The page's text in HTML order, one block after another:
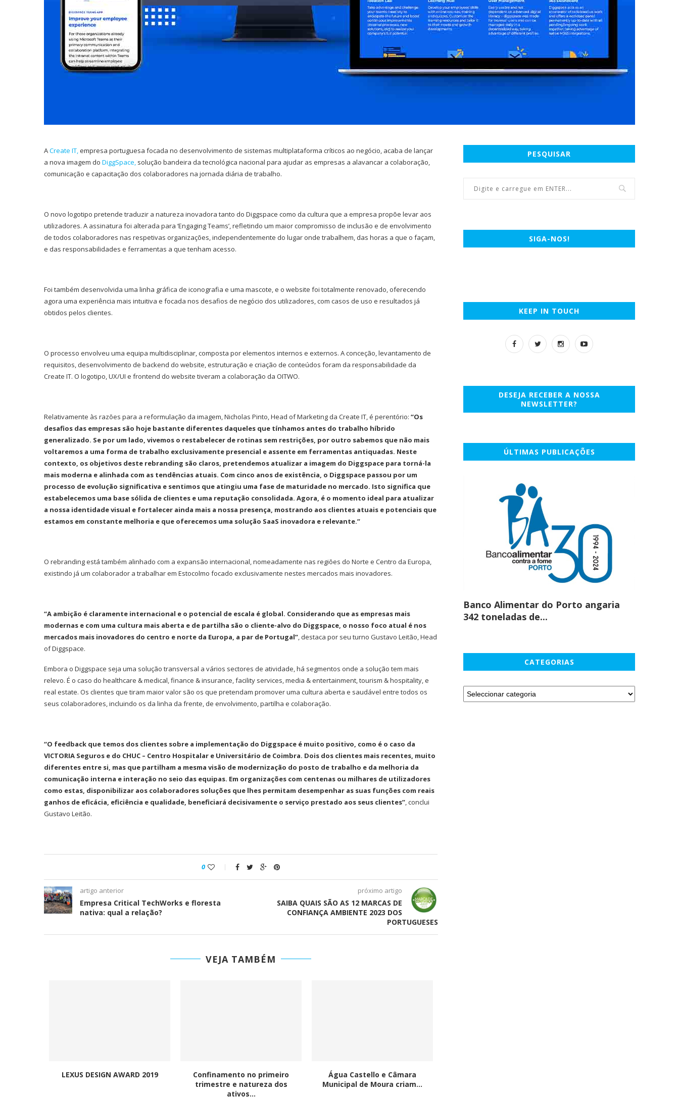
ACreate IT,empresa portuguesa focada no desenvolvimento de sistemas multiplataforma críticos ao negócio, acaba de lançar
a nova imagem do DiggSpace, solução bandeira da tecnológica nacional para ajudar as empresas a alavancar a colaboração,
comunicação e capacitação dos colaboradores na jornada diária de trabalho.
O novo logotipo pretende traduzir a natureza inovadora tanto do Diggspace como da cultura que a empresa propõe levar aos
utilizadores. A assinatura foi alterada para ‘Engaging Teams’, refletindo um maior compromisso de inclusão e de envolvimento
de todos colaboradores nas respetivas organizações, independentemente do lugar onde trabalhem, das horas a que o façam,
e das responsabilidades e ferramentas a que tenham acesso.
Foi também desenvolvida uma linha gráfica de iconografia e uma mascote, e o website foi totalmente renovado, oferecendo
agora uma experiência mais intuitiva e focada nos desafios de negócio dos utilizadores, com casos de uso e resultados já
obtidos pelos clientes.
O processo envolveu uma equipa multidisciplinar, composta por elementos internos e externos. A conceção, levantamento de
requisitos, desenvolvimento de backend do website, estruturação e criação de conteúdos foram da responsabilidade da
Create IT. O logotipo, UX/UI e frontend do website tiveram a colaboração da OITWO.
Relativamente às razões para a reformulação da imagem, Nicholas Pinto, Head of Marketing da Create IT, é perentório: “Os
desafios das empresas são hoje bastante diferentes daqueles que tínhamos antes do trabalho híbrido
generalizado. Se por um lado, vivemos o restabelecer de rotinas sem restrições, por outro sabemos que não mais
voltaremos a uma forma de trabalho exclusivamente presencial e assente em ferramentas antiquadas. Neste
contexto, os objetivos deste rebranding são claros, pretendemos atualizar a imagem do Diggspace para torná-la
mais moderna e alinhada com as tendências atuais. Com cinco anos de existência, o Diggspace passou por um
processo de evolução significativa e sentimos que atingiu uma fase de maturidade no mercado. Isto significa que
estabelecemos uma base sólida de clientes e uma reputação consolidada. Agora, é o momento ideal para atualizar
a nossa identidade visual e fortalecer ainda mais a nossa presença, mostrando aos clientes atuais e potenciais que
estamos em constante melhoria e que oferecemos uma solução SaaS inovadora e relevante.”
O rebranding está também alinhado com a expansão internacional, nomeadamente nas regiões do Norte e Centro da Europa,
existindo já um colaborador a trabalhar em Estocolmo focado exclusivamente nestes mercados mais inovadores.
“A ambição é claramente internacional e o potencial de escala é global. Considerando que as empresas mais
modernas e com uma cultura mais aberta e de partilha são o cliente-alvo do Diggspace, o nosso foco atual é nos
mercados mais inovadores do centro e norte da Europa, a par de Portugal”, destaca por seu turno Gustavo Leitão, Head
of Diggspace.
Embora o Diggspace seja uma solução transversal a vários sectores de atividade, há segmentos onde a solução tem mais
relevo. É o caso do healthcare & medical, finance & insurance, facility services, media & entertainment, tourism & hospitality, e
real estate. Os clientes que tiram maior valor são os que pretendam promover uma cultura aberta e saudável entre todos os
seus colaboradores, incluindo os da linha da frente, de envolvimento, partilha e colaboração.
“O feedback que temos dos clientes sobre a implementação do Diggspace é muito positivo, como é o caso da
VICTORIA Seguros e do CHUC – Centro Hospitalar e Universitário de Coimbra. Dois dos clientes mais recentes, muito
diferentes entre si, mas que partilham a mesma visão de modernização do posto de trabalho e da melhoria da
comunicação interna e interação no seio das equipas. Em organizações com centenas ou milhares de utilizadores
como estas, disponibilizar aos colaboradores soluções que lhes permitam desempenhar as suas funções com reais
ganhos de eficácia, eficiência e qualidade, beneficiará decisivamente o serviço prestado aos seus clientes”, conclui
Gustavo Leitão.
0
artigo anterior
Empresa Critical TechWorks e floresta
nativa: qual a relação?
próximo artigo
SAIBA QUAIS SÃO AS 12 MARCAS DE
CONFIANÇA AMBIENTE 2023 DOS
PORTUGUESES
VEJA TAMBÉM
LEXUS DESIGN AWARD 2019
Confinamento no primeiro
trimestre e natureza dos
ativos...
Água Castello e Câmara
Municipal de Moura criam...
PESQUISAR
SIGA-NOS!
KEEP IN TOUCH
DESEJA RECEBER A NOSSA
NEWSLETTER?
ÚLTIMAS PUBLICAÇÕES
tornar a educação...
num investimento de...
Banco Alimentar do Porto angaria
342 toneladas de...
CATEGORIAS